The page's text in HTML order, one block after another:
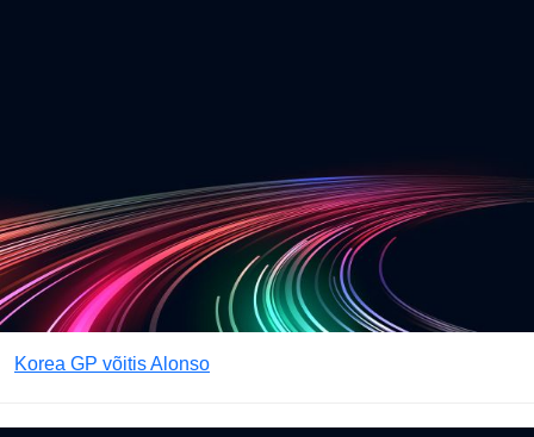
Korea GP võitis Alonso